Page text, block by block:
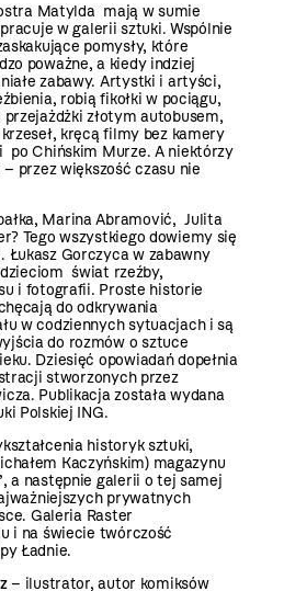
Matylda mają w sumie
w galerii sztuki. Wspólnie
pomysły, które
poważne, a kiedy indziej
zabawy. Artystki i artyści,
robią fikołki w pociągu,
złotym autobusem,
kręcą filmy bez kamery
po Chińskim Murze. A niektórzy
przez większość czasu nie
Marina Abramović, Julita
Tego wszystkiego dowiemy się
Łukasz Gorczyca w zabawny
świat rzeźby,
i fotografii. Proste historie
do odkrywania
w codziennych sytuacjach i są
do rozmów o sztuce
Dziesięć opowiadań dopełnia
stworzonych przez
Publikacja została wydana
Polskiej ING.
historyk sztuki,
Kaczyńskim) magazynu
a następnie galerii o tej samej
prywatnych
Galeria Raster
i na świecie twórczość
Ładnie.
– ilustrator, autor komiksów